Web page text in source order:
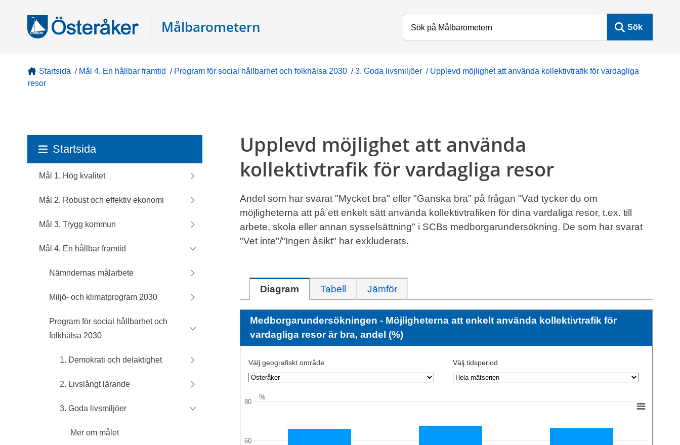
Målbarometern Sök
Startsida / Mål 4. En hållbar framtid / Program för social hållbarhet och folkhälsa 2030 /3. Goda livsmiljöer / Upplevd möjlighet att använda kollektivtrafik för vardagliga
resor
Upplevd möjlighet att använda
kollektivtrafik för vardagliga resor
Andel som har svarat "Mycket bra" eller "Ganska bra" på frågan "Vad tycker du om
möjligheterna att på ett enkelt sätt använda kollektivtrafiken för dina vardaliga resor, t.ex. till
arbete, skola eller annan sysselsättning" i SCBs medborgarundersökning. De som har svarat
"Vet inte"/"Ingen åsikt" har exkluderats.
Diagram Tabell Jämför
Medborgarundersökningen - Möjligheterna att enkelt använda kollektivtrafik för
vardagliga resor är bra, andel (%)
Välj geografiskt område Välj tidsperiod
%
60
80
Startsida
Mål 1. Hög kvalitet
Mål 2. Robust och effektiv ekonomi
Mål 3. Trygg kommun
Mål 4. En hållbar framtid
Nämndernas målarbete
Miljö- och klimatprogram 2030
Program för social hållbarhet och
folkhälsa 2030
1. Demokrati och delaktighet
2. Livslångt lärande
3. Goda livsmiljöer
Mer om målet